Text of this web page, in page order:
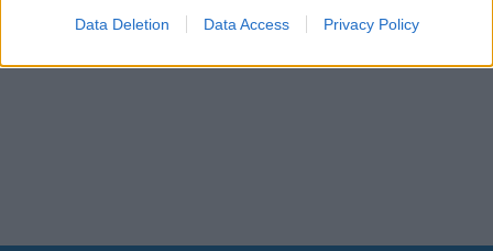
Data Deletion Data Access Privacy Policy